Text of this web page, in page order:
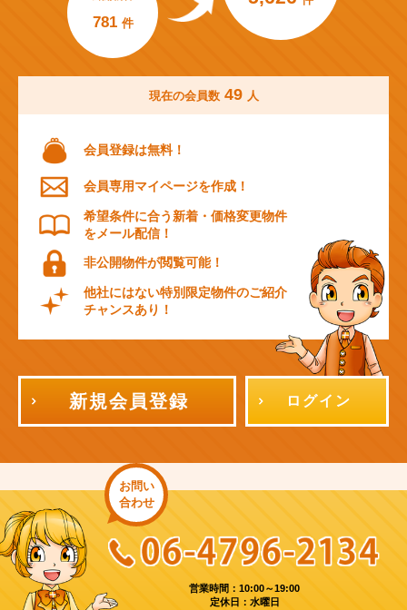
781 件
現在の会員数 49 人
会員登録は無料！
会員専用マイページを作成！
希望条件に合う新着・価格変更物件
をメール配信！
非公開物件が閲覧可能！
他社にはない特別限定物件のご紹介
チャンスあり！
新規会員登録 ログイン
お問い
合わせ
営業時間：10:00～19:00
定休日：水曜日